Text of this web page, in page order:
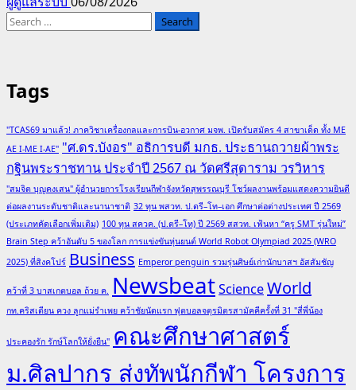
Search
Tags
"TCAS69 มาแล้ว! ภาควิชาเครื่องกลและการบิน-อวกาศ มจพ. เปิดรับสมัคร 4 สาขาเด็ด ทั้ง ME
AE I-ME I-AE" "ศ.ดร.บังอร" อธิการบดี มกธ. ประธานถวายผ้าพระ
กฐินพระราชทาน ประจำปี 2567 ณ วัดศรีสุดาราม วรวิหาร
"สมจิต บุญคงเสน" ผู้อำนวยการโรงเรียนกีฬาจังหวัดสุพรรณบุรี โชว์ผลงานพร้อมแสดงความยินดี
ต่อผลงานระดับชาติและนานาชาติ 32 ทุน พสวท. ป.ตรี–โท–เอก ศึกษาต่อต่างประเทศ ปี 2569
(ประเภทคัดเลือกเพิ่มเติม) 100 ทุน สควค. (ป.ตรี–โท) ปี 2569 สสวท. เฟ้นหา “ครู SMT รุ่นใหม่”
Brain Step คว้าอันดับ 5 ของโลก การแข่งขันหุ่นยนต์ World Robot Olympiad 2025 (WRO
2025) ที่สิงคโปร์ Business Emperor penguin รวมรุ่นศิษย์เก่านักบาสฯ อัสสัมชัญ
คว้าที่ 3 บาสเกตบอล ถ้วย ค. NewsbeatScienceWorld
กท.คริสเตียน ควง ลูกแม่รำเพย คว้าชัยนัดแรก ฟุตบอลจตุรมิตรสามัคคีครั้งที่ 31 "สี่พี่น้อง
ประคองรัก รักษ์โลกให้ยั่งยืน" คณะศึกษาศาสตร์
ม.ศิลปากร ส่งทัพนักกีฬา โครงการ